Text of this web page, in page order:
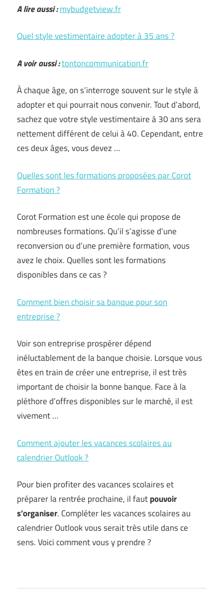
A lire aussi :mybudgetview.fr
Quel style vestimentaire adopter à 35 ans ?
A voir aussi :tontoncommunication.fr
À chaque âge, on s’interroge souvent sur le style à
adopter et qui pourrait nous convenir. Tout d’abord,
sachez que votre style vestimentaire à 30 ans sera
nettement différent de celui à 40. Cependant, entre
ces deux âges, vous devez …
Quelles sont les formations proposées par Corot
Formation ?
Corot Formation est une école qui propose de
nombreuses formations. Qu’il s’agisse d’une
reconversion ou d’une première formation, vous
avez le choix. Quelles sont les formations
disponibles dans ce cas ?
Comment bien choisir sa banque pour son
entreprise ?
Voir son entreprise prospérer dépend
inéluctablement de la banque choisie. Lorsque vous
êtes en train de créer une entreprise, il est très
important de choisir la bonne banque. Face à la
pléthore d’offres disponibles sur le marché, il est
vivement …
Comment ajouter les vacances scolaires au
calendrier Outlook ?
Pour bien profiter des vacances scolaires et
préparer la rentrée prochaine, il fautpouvoir
s’organiser. Compléter les vacances scolaires au
calendrier Outlook vous serait très utile dans ce
sens. Voici comment vous y prendre ?